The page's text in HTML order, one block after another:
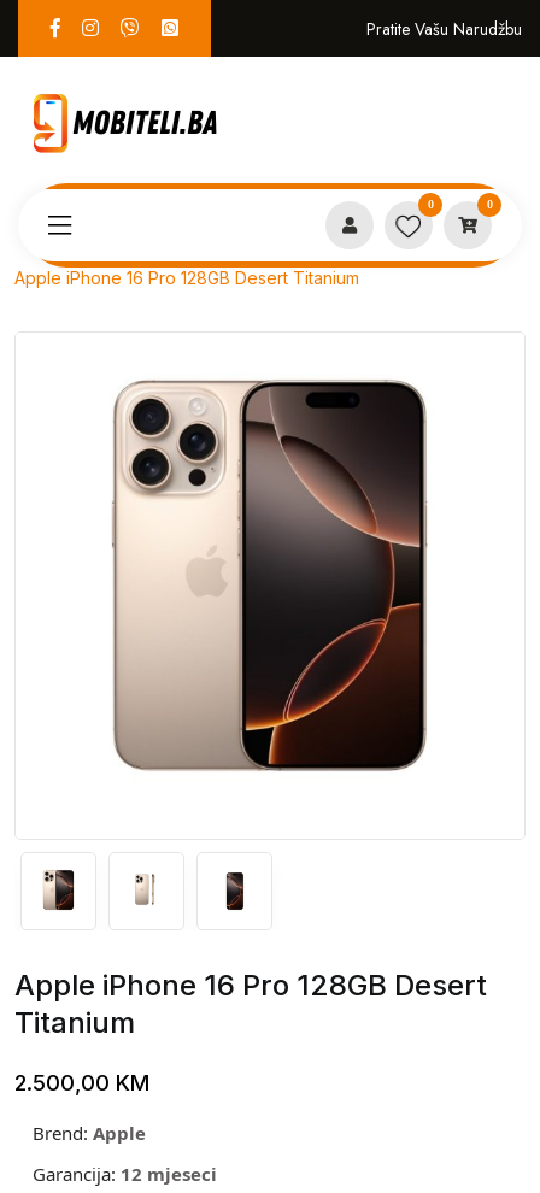
Pratite Vašu Narudžbu
0 0
Apple iPhone 16 Pro 128GB Desert Titanium
Apple iPhone 16 Pro 128GB Desert
Titanium
2.500,00 KM
Brend: Apple
Garancija: 12 mjeseci